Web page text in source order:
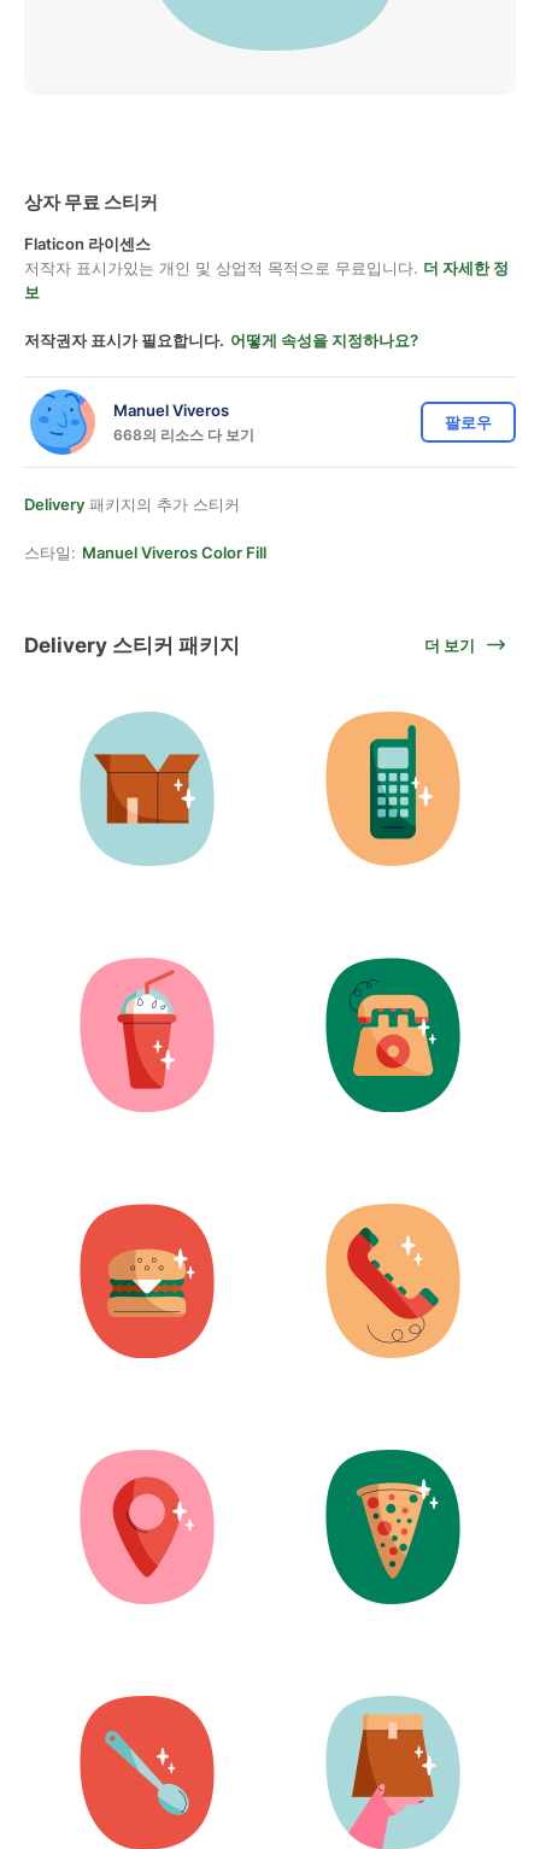
상자 무료 스티커
Flaticon 라이센스
저작자 표시가있는 개인 및 상업적 목적으로 무료입니다. 더 자세한 정
보
저작권자 표시가 필요합니다. 어떻게 속성을 지정하나요?
Manuel Viveros
668의 리소스 다 보기
팔로우
Delivery 패키지의 추가 스티커
스타일: Manuel Viveros Color Fill
Delivery 스티커 패키지 더 보기